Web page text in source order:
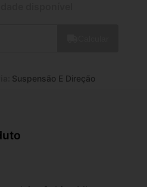
Suspensão E Direção